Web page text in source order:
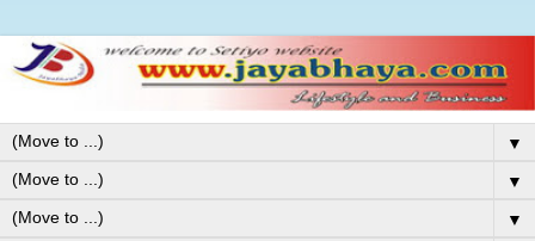
▼
▼
▼